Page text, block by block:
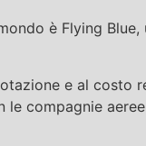
è Flying Blue,
e al costo
le compagnie